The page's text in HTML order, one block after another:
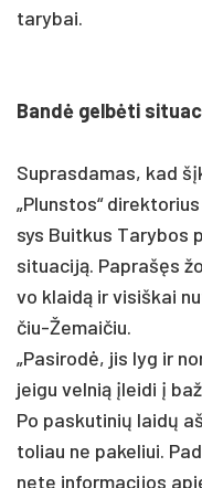
ta­ry­bai.
Bandė gelbė­ti
Sup­ras­da­mas, kad
„Pluns­tos“
sys Buit­kus Ta­ry­bos
si­tua­ciją. Pap­rašęs
vo klaidą ir vi­siš­kai
čiu-Že­mai­čiu.
„Pa­si­rodė, jis lyg ir
jei­gu vel­nią įlei­di į
Po pa­sku­ti­nių laidų
to­liau ne pa­ke­liui.
ne­te in­for­ma­ci­jos